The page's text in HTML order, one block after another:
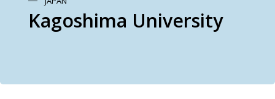
Kagoshima University